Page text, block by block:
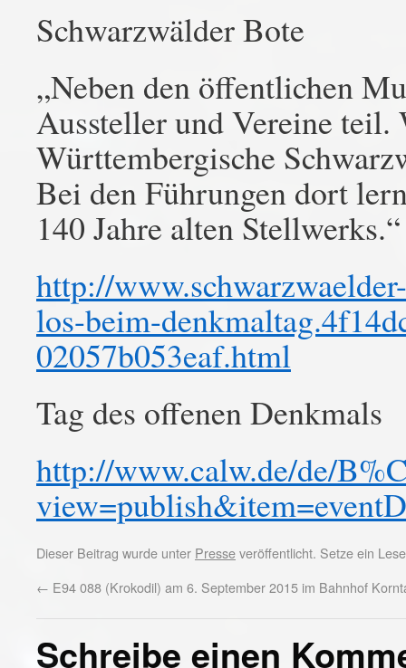
Schwarzwälder Bote
„Neben den öffentlichen
Aussteller und Vereine
Württembergische
Bei den Führungen dort
140 Jahre alten Stellwerks.“
http://
los-beim-
02057b053eaf.html
Tag des offenen Denkmals
http://www.calw.de/de/
Dieser Beitrag wurde unter Presseveröffentlicht. Setze ein
← E94 088 (Krokodil) am 6. September 2015 im Bahnhof
Schreibe einen